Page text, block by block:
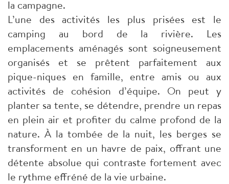
la campagne.
L’une des activités les plus prisées est le
camping au bord de la rivière. Les
emplacements aménagés sont soigneusement
organisés et se prêtent parfaitement aux
pique-niques en famille, entre amis ou aux
activités de cohésion d’équipe. On peut y
planter sa tente, se détendre, prendre un repas
en plein air et profiter du calme profond de la
nature. À la tombée de la nuit, les berges se
transforment en un havre de paix, offrant une
détente absolue qui contraste fortement avec
le rythme effréné de la vie urbaine.